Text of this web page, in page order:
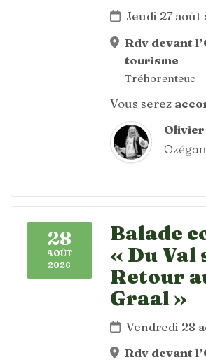
Jeudi 27 août
Rdv devant
tourisme
Tréhorenteuc
Vous serez
Olivier
Ozégan
28
AOÛT
2026
Balade
« Du Val
Retour
Graal »
Vendredi 28
Rdv devant